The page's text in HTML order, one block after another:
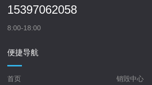
15397062058
8:00-18:00
便捷导航
首页
销毁中心